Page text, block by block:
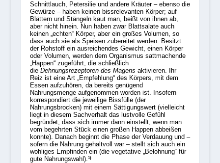
Schnittlauch, Petersilie und andere Kräuter – ebenso die
Gewürze – haben keinen bissrelevanten Körper; auf
Blättern und Stängeln kaut man, beißt von ihnen ab,
aber nicht hinein. Nun haben zwar Blattsalate auch
keinen „echten“ Körper, aber ein großes Volumen, so
dass auch sie als Speisen zubereitet werden. Besitzt
der Rohstoff ein ausreichendes Gewicht, einen Körper
oder Volumen, werden dem Organismus sattmachende
„Happen“ zugeführt, die schließlich
die Dehnungsrezeptoren des Magens aktivieren. Ihr
Reiz ist eine Art „Empfehlung“ des Körpers, mit dem
Essen aufzuhören, da bereits genügend
Nahrungsmenge aufgenommen worden ist. Insofern
korrespondiert die jeweilige Bissfülle (der
Nahrungsbrocken) mit einem Sättigungswert (vielleicht
liegt in diesem Sachverhalt das lustvolle Gefühl
begründet, dass sich immer dann einstellt, wenn man
vom begehrten Stück einen großen Happen abbeißen
konnte). Danach beginnt die Phase der Verdauung und –
sofern die Nahrung gehaltvoll war – stellt sich auch ein
wohliges Empfinden ein (die vegetative „Belohnung“ für
gute Nahrungswahl).1)